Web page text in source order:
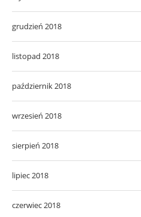
grudzień 2018
listopad 2018
październik 2018
wrzesień 2018
sierpień 2018
lipiec 2018
czerwiec 2018